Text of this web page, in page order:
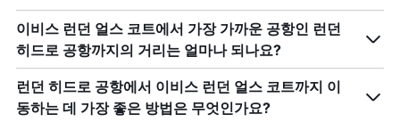
이비스 런던 얼스 코트에서 가장 가까운 공항인 런던
히드로 공항까지의 거리는 얼마나 되나요?
런던 히드로 공항에서 이비스 런던 얼스 코트까지 이
동하는 데 가장 좋은 방법은 무엇인가요?